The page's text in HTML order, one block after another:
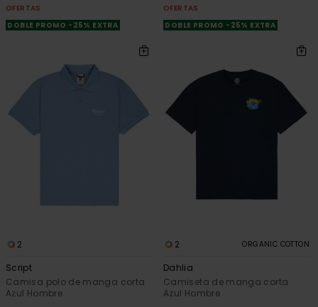
OFERTAS
DOBLE PROMO -25% EXTRA
OFERTAS
DOBLE PROMO -25% EXTRA
2
Script
Camisa polo de manga corta
Azul Hombre
2 ORGANIC COTTON
Dahlia
Camiseta de manga corta
Azul Hombre